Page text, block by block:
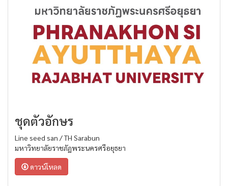
ชุดตัวอักษร
Line seed san / TH Sarabun
มหาวิทยาลัยราชภัฏพระนครศรีอยุธยา
ดาวน์โหลด